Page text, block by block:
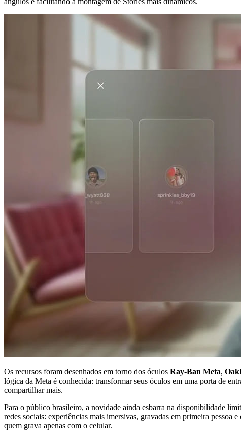
Os recursos foram desenhados em torno dos óculos Ray-Ban Meta,
lógica da Meta é conhecida: transformar seus óculos em uma porta de
compartilhar mais.
Para o público brasileiro, a novidade ainda esbarra na disponibilidade
redes sociais: experiências mais imersivas, gravadas em primeira pessoa
quem grava apenas com o celular.